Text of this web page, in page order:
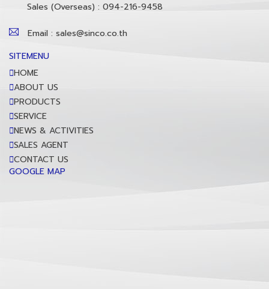
Sales (Overseas) : 094-216-9458
Email : sales@sinco.co.th
SITEMENU
HOME
ABOUT US
PRODUCTS
SERVICE
NEWS & ACTIVITIES
SALES AGENT
CONTACT US
GOOGLE MAP